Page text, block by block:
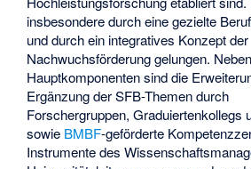
insbesondere durch eine gezielte
und durch ein integratives Konzept der
Nachwuchsförderung gelungen.
Hauptkomponenten sind die
Ergänzung der SFB-Themen durch
Forschergruppen, Graduiertenkollegs
sowie BMBF-geförderte
Instrumente des